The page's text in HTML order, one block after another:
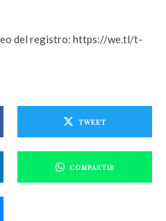
del registro: https://we.tl/t-
TWEET
COMPARTIR